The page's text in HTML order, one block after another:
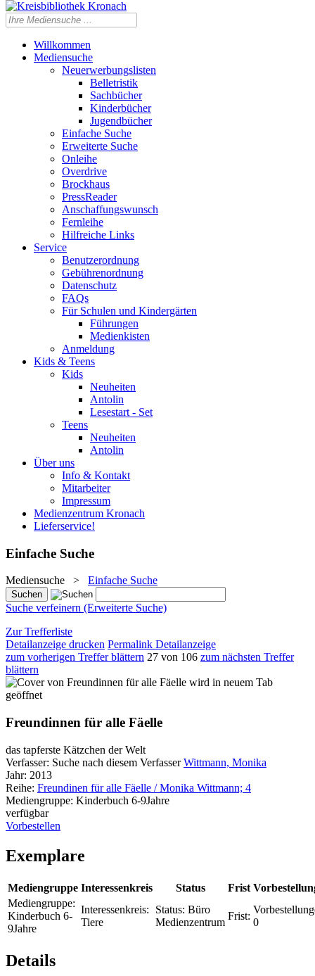
Willkommen
Mediensuche
Neuerwerbungslisten
Belletristik
Sachbücher
Kinderbücher
Jugendbücher
Einfache Suche
Erweiterte Suche
Onleihe
Overdrive
Brockhaus
PressReader
Anschaffungswunsch
Fernleihe
Hilfreiche Links
Service
Benutzerordnung
Gebührenordnung
Datenschutz
FAQs
Für Schulen und Kindergärten
Führungen
Medienkisten
Anmeldung
Kids & Teens
Kids
Neuheiten
Antolin
Lesestart - Set
Teens
Neuheiten
Antolin
Über uns
Info & Kontakt
Mitarbeiter
Impressum
Medienzentrum Kronach
Lieferservice!
Einfache Suche
Mediensuche > Einfache Suche
Suche verfeinern (Erweiterte Suche)
Zur Trefferliste
Detailanzeige drucken Permalink Detailanzeige
zum vorherigen Treffer blättern 27 von 106 zum nächsten Treffer
blättern
wird in neuem Tab
geöffnet
Freundinnen für alle Fäelle
das tapferste Kätzchen der Welt
Verfasser: Suche nach diesem Verfasser Wittmann, Monika
Jahr: 2013
Reihe: Freundinen für alle Fäelle / Monika Wittmann; 4
Mediengruppe: Kinderbuch 6-9Jahre
verfügbar
Vorbestellen
Exemplare
Mediengruppe Interessenkreis Status Frist
Mediengruppe:
Kinderbuch 6-
9Jahre
Interessenkreis:
Tiere
Status: Büro
Medienzentrum
Frist:
0
Details